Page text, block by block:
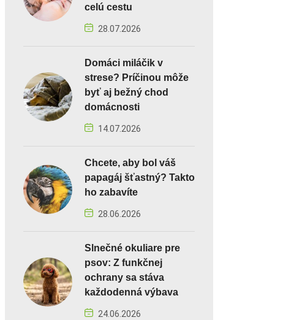
celú cestu
28.07.2026
Domáci miláčik v
strese? Príčinou môže
byť aj bežný chod
domácnosti
14.07.2026
Chcete, aby bol váš
papagáj šťastný? Takto
ho zabavíte
28.06.2026
Slnečné okuliare pre
psov: Z funkčnej
ochrany sa stáva
každodenná výbava
24.06.2026